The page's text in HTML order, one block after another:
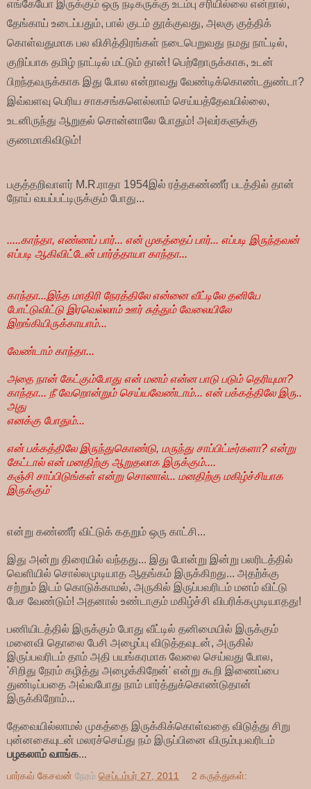
எங்கேயோ இருக்கும் ஒரு நடிகருக்கு உடம்பு சரியில்லை என்றால்,
தேங்காய் உடைப்பதும், பால் குடம் தூக்குவது, அலகு குத்திக்
கொள்வதுமாக பல விசித்திரங்கள் நடைபெறுவது நமது நாட்டில்,
குறிப்பாக தமிழ் நாட்டில் மட்டும் தான்! பெற்றோருக்காக, உடன்
பிறந்தவருக்காக இது போல என்றாவது வேண்டிக்கொண்டதுண்டா?
இவ்வளவு பெரிய சாகசங்களெல்லாம் செய்யத்தேவயில்லை,
உடனிருந்து ஆறுதல் சொன்னாலே போதும்! அவர்களுக்கு
குணமாகிவிடும்!
பகுத்தறிவாளர் M.R.ராதா 1954இல் ரத்தகண்ணீர் படத்தில் தான்
நோய் வயப்பட்டிருக்கும் போது...
.....காந்தா, எண்ணப் பார்... என் முகத்தைப் பார்... எப்படி இருந்தவன்
எப்படி ஆகிவிட்டேன் பார்த்தாயா காந்தா...
காந்தா...இந்த மாதிரி நேரத்திலே என்னை வீட்டிலே தனியே
போட்டுவிட்டு இரவெல்லாம் ஊர் சுத்தும் வேலையிலே
இறங்கியிருக்காயாம்...
வேண்டாம் காந்தா...
அதை நான் கேட்கும்போது என் மனம் என்ன பாடு படும் தெரியுமா?
காந்தா... நீ வேறொன்றும் செய்யவேண்டாம்... என் பக்கத்திலே இரு..
அது
எனக்கு போதும்...
என் பக்கத்திலே இருந்துகொண்டு, மருந்து சாப்பிட்டீர்களா? என்று
கேட்டால் என் மனதிற்கு ஆறுதலாக இருக்கும்....
கஞ்சி சாப்பிடுங்கள் என்று சொனால்... மனதிற்கு மகிழ்ச்சியாக
இருக்கும்'
என்று கண்ணீர் விட்டுக் கதறும் ஒரு காட்சி...
இது அன்று திரையில் வந்தது... இது போன்று இன்று பலரிடத்தில்
வெளியில் சொல்லமுடியாத ஆதங்கம் இருக்கிறது... அதற்க்கு
சற்றும் இடம் கொடுக்காமல், அருகில் இருப்பவரிடம் மனம் விட்டு
பேச வேண்டும்! அதனால் உண்டாகும் மகிழ்ச்சி விபரிக்கமுடியாதது!
பணியிடத்தில் இருக்கும் போது வீட்டில் தனிமையில் இருக்கும்
மனைவி தொலை பேசி அழைப்பு விடுத்தவுடன், அருகில்
இருப்பவரிடம் தாம் அதி பயங்கரமாக வேலை செய்வது போல,
'சிறிது நேரம் கழித்து அழைக்கிறேன்' என்று கூறி இணைப்பை
துண்டிப்பதை அவ்வபோது நாம் பார்த்துக்கொண்டுதான்
இருக்கிறோம்...
தேவையில்லாமல் முகத்தை இருக்கிக்கொள்வதை விடுத்து சிறு
புன்னகையுடன் மலரச்செய்து நம் இருப்பினை விரும்புபவரிடம்
பழகலாம் வாங்க...
பார்கவ் கேசவன் நேரம் செப்டம்பர் 27, 2011 2 கருத்துகள்: